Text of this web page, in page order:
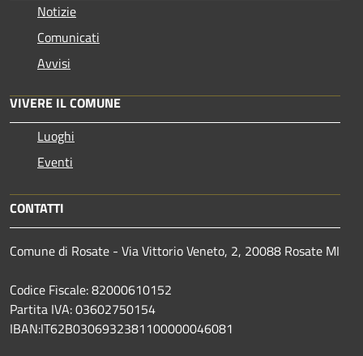
Notizie
Comunicati
Avvisi
VIVERE IL COMUNE
Luoghi
Eventi
CONTATTI
Comune di Rosate - Via Vittorio Veneto, 2, 20088 Rosate MI
Codice Fiscale: 82000610152
Partita IVA: 03602750154
IBAN:IT62B0306932381100000046081